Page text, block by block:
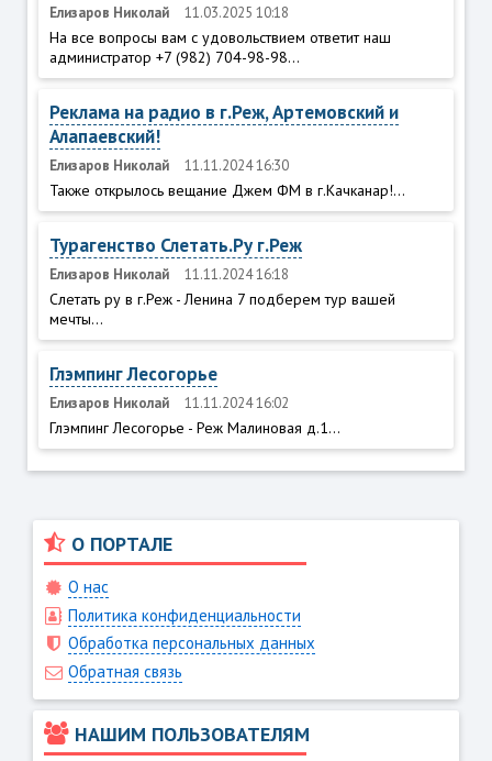
Елизаров Николай 11.03.2025 10:18
На все вопросы вам с удовольствием ответит наш
администратор +7 (982) 704-98-98...
Реклама на радио в г.Реж, Артемовский и
Алапаевский!
Елизаров Николай 11.11.2024 16:30
Также открылось вещание Джем ФМ в г.Качканар!...
Турагенство Слетать.Ру г.Реж
Елизаров Николай 11.11.2024 16:18
Слетать ру в г.Реж - Ленина 7 подберем тур вашей
мечты...
Глэмпинг Лесогорье
Елизаров Николай 11.11.2024 16:02
Глэмпинг Лесогорье - Реж Малиновая д.1...
О ПОРТАЛЕ
О нас
Политика конфиденциальности
Обработка персональных данных
Обратная связь
НАШИМ ПОЛЬЗОВАТЕЛЯМ